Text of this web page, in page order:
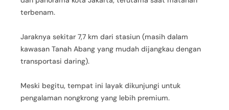
terbenam.
Jaraknya sekitar 7,7 km dari stasiun (masih dalam
kawasan Tanah Abang yang mudah dijangkau dengan
transportasi daring).
Meski begitu, tempat ini layak dikunjungi untuk
pengalaman nongkrong yang lebih premium.